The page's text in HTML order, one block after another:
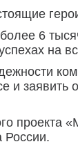
6
на
и
России.